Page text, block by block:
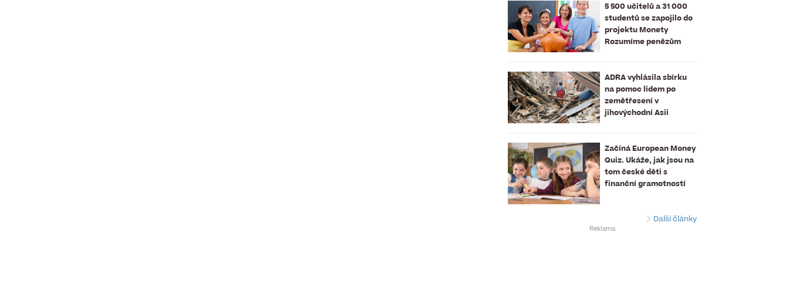
5 500 učitelů a 31 000
studentů se zapojilo do
projektu Monety
Rozumíme penězům
ADRA vyhlásila sbírku
na pomoc lidem po
zemětřesení v
jihovýchodní Asii
Začíná European Money
Quiz. Ukáže, jak jsou na
tom české děti s
finanční gramotností
Další články